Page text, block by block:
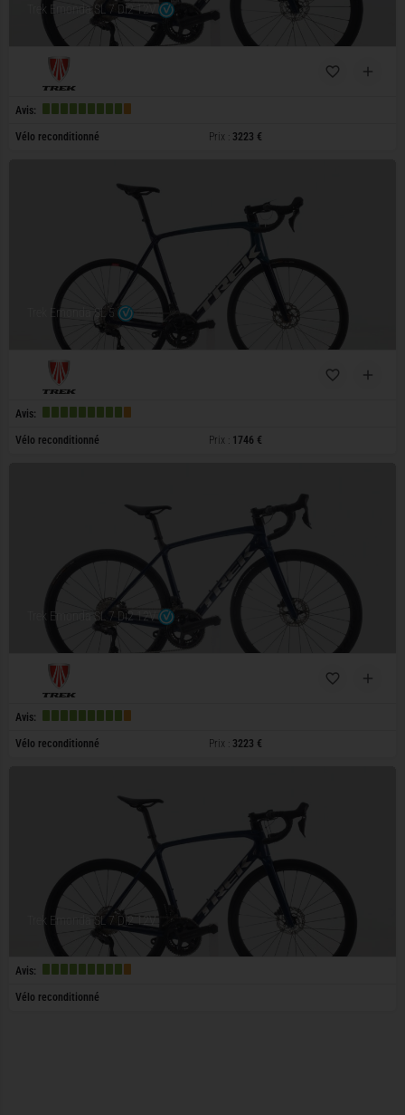
Trek Emonda SL 7 Di2 12V
Avis:
Vélo reconditionné Prix : 3223 €
Trek Emonda SL 5
Avis:
Vélo reconditionné Prix : 1746 €
Trek Emonda SL 7 Di2 12V
Avis:
Vélo reconditionné Prix : 3223 €
Trek Emonda SL 7 Di2 12V
Avis:
Vélo reconditionné